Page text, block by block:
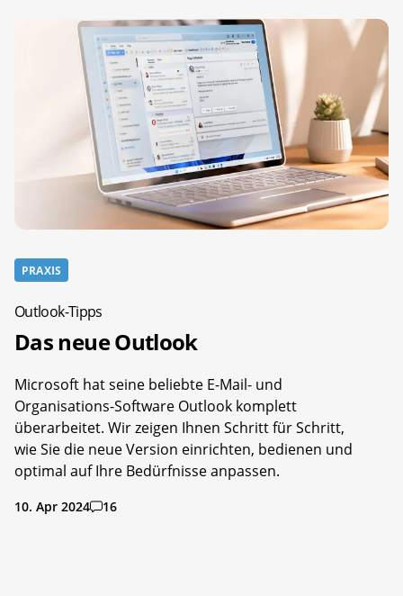
PRAXIS
Outlook-Tipps
Das neue Outlook
Microsoft hat seine beliebte E-Mail- und
Organisations-Software Outlook komplett
überarbeitet. Wir zeigen Ihnen Schritt für Schritt,
wie Sie die neue Version einrichten, bedienen und
optimal auf Ihre Bedürfnisse anpassen.
10. Apr 2024 16